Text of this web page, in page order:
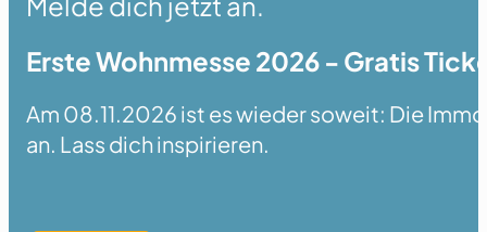
Erste Wohnmesse 2026 - Gratis
Am 08.11.2026 ist es wieder soweit: Die
an. Lass dich inspirieren.